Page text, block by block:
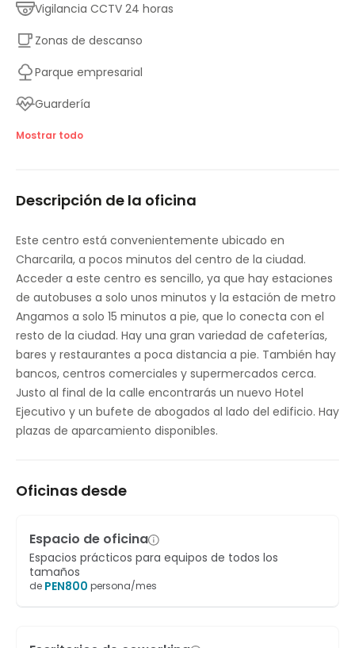
Vigilancia CCTV 24 horas
Zonas de descanso
Parque empresarial
Guardería
Ascensor
Salas de reuniones
Aparcamiento
Acceso a Internet de alta velocidad
Control de temperatura
Mostrar todo
Descripción de la oficina
Este centro está convenientemente ubicado en
Charcarila, a pocos minutos del centro de la ciudad.
Acceder a este centro es sencillo, ya que hay estaciones
de autobuses a solo unos minutos y la estación de metro
Angamos a solo 15 minutos a pie, que lo conecta con el
resto de la ciudad. Hay una gran variedad de cafeterías,
bares y restaurantes a poca distancia a pie. También hay
bancos, centros comerciales y supermercados cerca.
Justo al final de la calle encontrarás un nuevo Hotel
Ejecutivo y un bufete de abogados al lado del edificio. Hay
plazas de aparcamiento disponibles.
Oficinas desde
Espacio de oficina
Espacios prácticos para equipos de todos los
tamaños
de PEN800 persona/mes